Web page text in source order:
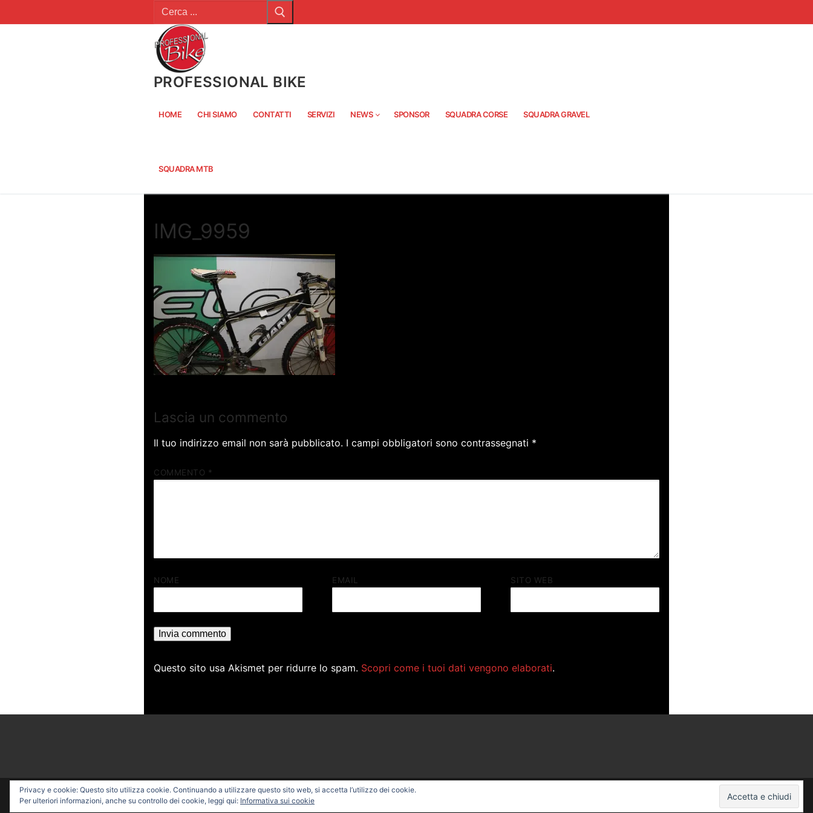
al
PROFESSIONAL BIKE
HOME CHI SIAMO CONTATTI SERVIZI NEWS SPONSOR SQUADRA CORSE SQUADRA GRAVEL
SQUADRA MTB
IMG_9959
Lascia un commento
Il tuo indirizzo email non sarà pubblicato. I campi obbligatori sono contrassegnati *
COMMENTO *
NOME EMAIL SITO WEB
Questo sito usa Akismet per ridurre lo spam. Scopri come i tuoi dati vengono elaborati.
Copyright © 2026 PROFESSIONAL BIKE – Powered by
Privacy e cookie: Questo sito utilizza cookie. Continuando a utilizzare questo sito web, si accetta l’utilizzo dei cookie.
Per ulteriori informazioni, anche su controllo dei cookie, leggi qui: Informativa sui cookie